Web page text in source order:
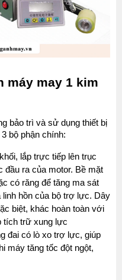
máy may 1 kim
bảo trì và sử dụng thiết bị
bộ phận chính:
lắp trực tiếp lên trục
đầu ra của motor. Bề mặt
có răng để tăng ma sát
linh hồn của bộ trợ lực. Dây
biệt, khác hoàn toàn với
tích trữ xung lực
đai có lò xo trợ lực, giúp
máy tăng tốc đột ngột,